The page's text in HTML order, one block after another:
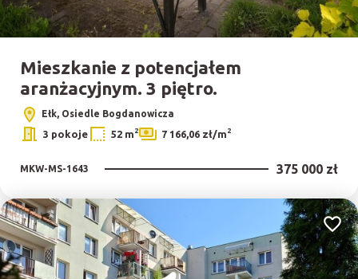
Mieszkanie z potencjałem
aranżacyjnym. 3 piętro.
Ełk, Osiedle Bogdanowicza
3 pokoje 52 m2 7 166,06 zł/m2
MKW-MS-1643 375 000 zł